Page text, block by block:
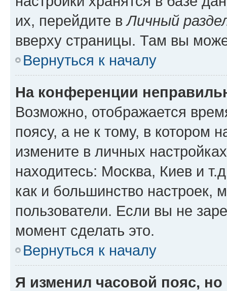
их, перейдите вЛичный
вверху страницы. Там вы
Вернуться к началу
На конференции
Возможно, отображается
поясу, а не к тому, в котором
измените в личных
находитесь: Москва, Киев и
как и большинство настроек,
пользователи. Если вы не
момент сделать это.
Вернуться к началу
Я изменил часовой пояс,